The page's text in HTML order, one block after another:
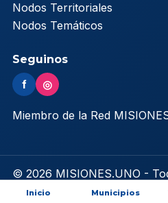
Nodos Territoriales
Nodos Temáticos
Seguinos
f ◎
Miembro de la Red
© 2026 MISIONES.UNO -
reservados
Inicio Municipios